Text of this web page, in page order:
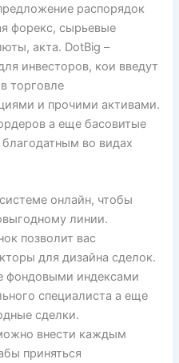
распорядок
форекс, сырьевые
акта. DotBig –
инвесторов, кои введут
торговле
и прочими активами.
а еще басовитые
во видах
онлайн, чтобы
линии.
позволит вас
для дизайна сделок.
фондовыми индексами
специалиста а еще
сделки.
внести каждым
приняться